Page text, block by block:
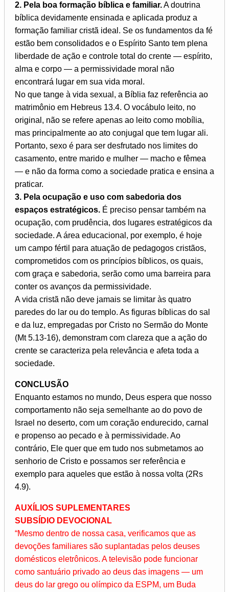
2. Pela boa formação bíblica e familiar.A doutrina
bíblica devidamente ensinada e aplicada produz a
formação familiar cristã ideal. Se os fundamentos da fé
estão bem consolidados e o Espírito Santo tem plena
liberdade de ação e controle total do crente — espírito,
alma e corpo — a permissividade moral não
encontrará lugar em sua vida moral.
No que tange à vida sexual, a Bíblia faz referência ao
matrimônio em Hebreus 13.4. O vocábulo leito, no
original, não se refere apenas ao leito como mobília,
mas principalmente ao ato conjugal que tem lugar ali.
Portanto, sexo é para ser desfrutado nos limites do
casamento, entre marido e mulher — macho e fêmea
— e não da forma como a sociedade pratica e ensina a
praticar.
3. Pela ocupação e uso com sabedoria dos
espaços estratégicos. É preciso pensar também na
ocupação, com prudência, dos lugares estratégicos da
sociedade. A área educacional, por exemplo, é hoje
um campo fértil para atuação de pedagogos cristãos,
comprometidos com os princípios bíblicos, os quais,
com graça e sabedoria, serão como uma barreira para
conter os avanços da permissividade.
A vida cristã não deve jamais se limitar às quatro
paredes do lar ou do templo. As figuras bíblicas do sal
e da luz, empregadas por Cristo no Sermão do Monte
(Mt 5.13-16), demonstram com clareza que a ação do
crente se caracteriza pela relevância e afeta toda a
sociedade.
CONCLUSÃO
Enquanto estamos no mundo, Deus espera que nosso
comportamento não seja semelhante ao do povo de
Israel no deserto, com um coração endurecido, carnal
e propenso ao pecado e à permissividade. Ao
contrário, Ele quer que em tudo nos submetamos ao
senhorio de Cristo e possamos ser referência e
exemplo para aqueles que estão à nossa volta (2Rs
4.9).
AUXÍLIOS SUPLEMENTARES
SUBSÍDIO DEVOCIONAL
“Mesmo dentro de nossa casa, verificamos que as
devoções familiares são suplantadas pelos deuses
domésticos eletrônicos. A televisão pode funcionar
como santuário privado ao deus das imagens — um
deus do lar grego ou olímpico da ESPM, um Buda